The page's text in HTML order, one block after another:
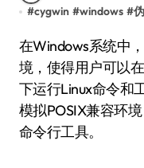
#cygwin #windows #
在Windows系统中，Cygwin提供了一个类Linux的环
境，使得用户可以
下运行Linux命令和
模拟POSIX兼容环
命令行工具。